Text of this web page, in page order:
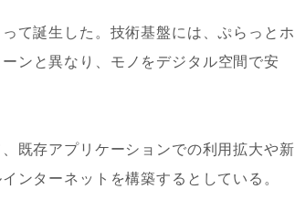
て誕生した。技術基盤には、ぷらっとホ
ンと異なり、モノをデジタル空間で安
既存アプリケーションでの利用拡大や新
ンターネットを構築するとしている。